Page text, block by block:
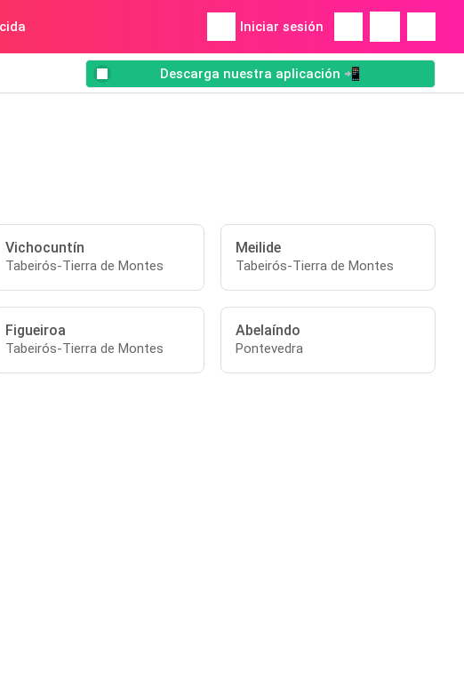
Iniciar sesión
Descarga nuestra aplicación 📲
Vichocuntín
Tabeirós-Tierra de Montes
Meilide
Tabeirós-Tierra de Montes
Figueiroa
Tabeirós-Tierra de Montes
Abelaíndo
Pontevedra